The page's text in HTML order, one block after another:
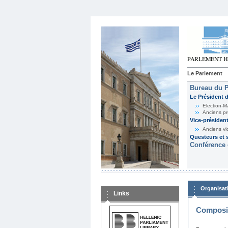
Le Parlement
Bureau du
Le Président
Election-
Anciens
Vice-
Anciens
Questeurs et
Links